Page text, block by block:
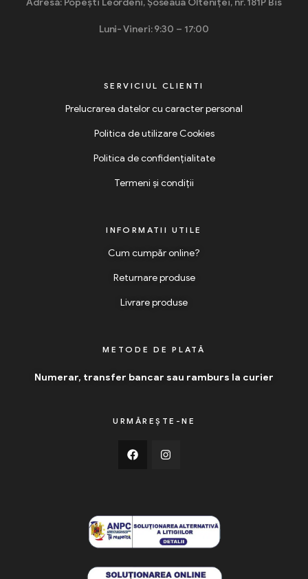
Adresă: Popești Leordeni, Șoseaua Olteniței, nr. 181P Bis
Luni- Vineri: 9:30 – 17:00
SERVICIUL CLIENTI
Prelucrarea datelor cu caracter personal
Politica de utilizare Cookies
Politica de confidențialitate
Termeni și condiții
INFORMATII UTILE
Cum cumpăr online?
Returnare produse
Livrare produse
METODE DE PLATĂ
Numerar, transfer bancar sau ramburs la curier
URMĂREȘTE-NE